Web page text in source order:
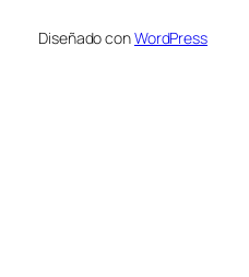
Diseñado conWordPress